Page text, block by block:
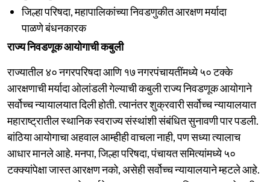
जिल्हा परिषदा, महापालिकांच्या निवडणुकीत आरक्षण मर्यादा
पाळणे बंधनकारक
राज्य निवडणूक आयोगाची कबुली
राज्यातील ४० नगरपरिषदा आणि १७ नगरपंचायतींमध्ये ५० टक्के
आरक्षणाची मर्यादा ओलांडली गेल्याची कबुली राज्य निवडणूक आयोगाने
सर्वोच्च न्यायालयात दिली होती. त्यानंतर शुक्रवारी सर्वोच्च न्यायालयात
महाराष्ट्रातील स्थानिक स्वराज्य संस्थांशी संबंधित सुनावणी पार पडली.
बांठिया आयोगाचा अहवाल आम्हीही वाचला नाही, पण सध्या त्यालाच
आधार मानले आहे. मनपा, जिल्हा परिषदा, पंचायत समित्यांमध्ये ५०
टक्क्यांपेक्षा जास्त आरक्षण नको, असेही सर्वोच्च न्यायालयाने म्हटले आहे.